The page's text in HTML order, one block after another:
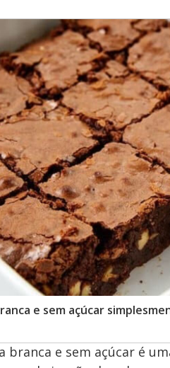
e sem açúcar
branca e sem açúcar é